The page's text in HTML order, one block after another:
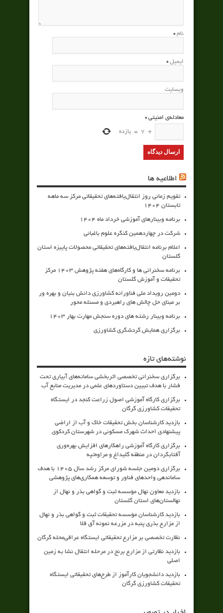
نام *
ایمیل *
وبسایت
معادله‌ی امنیتی*
+
7
= یازده
اطلاعیه ها
تقویم زمانی روز انتقال‌یافته‌های تحقیقاتی مرکز سه ماهه
تابستان 1404
برنامه وبینارهای آموزشی خرداد ماه 1404
شرکت در چهاردهمین کنگره علوم باغبانی
اعلام برنامه انتقال‌یافته‌های تحقیقاتی محصولات پاییزه استان
گلستان
برنامه سخنرانی ها و کارگاه‌های هفته پژوهش 1403 مرکز
تحقیقات و آموزش گلستان
دومین رویداد ملی فناورانه کشاورزی دانش بنیان و بهره ور
بر مبنای حل چالش های راهبردی و مسئله محور
برنامه وبینار رشته های دوره سنجش مهارت بهار 1403
برگزاری همایش گردشگری کشاورزی
نوشته‌های تازه
برگزاری سخنرانی تخصصی اثربخشی سامانه‌های آبیاری تحت
فشار با هدف تبیین دستاوردهای علمی در مدیریت منابع آب
برگزاری کارگاه آموزشی اصول زراعت کنجد در ایستگاه
تحقیقات کشاورزی گرگان
بازدید کارشناسان بخش تحقیقات خاک و آب از اراضی
پیشنهادی احداث شهرک مسکونی در شهرستان کردکوی
برگزاری کارگاه آموزشی راهکارهای افزایش بهره‌وری
آفتابگردان در منطقه گلیداغ و مراوه‌تپه
برگزاری دومین جلسه شورای مرکز رشد سال ۱۴۰۵ با هدف
ساماندهی واحدهای فناور و توسعه همکاری‌های پژوهشی
بازدید معاون نهال مؤسسه ثبت و گواهی بذر و نهال از
نهالستان‌های استان گلستان
بازدید کارشناسان مؤسسه تحقیقات ثبت و گواهی بذر و نهال
از مزارع بذری پنبه در مزرعه نمونه آق قلا
نظارت تخصصی بر مزارع تحقیقاتی ایستگاه عراقی‌محله گرگان
بازدید نظارتی از مزارع برنج در مرحله انتقال نشا به زمین
اصلی
بازدید دانشجویان کارآموز از طرح‌های تحقیقاتی ایستگاه
تحقیقات کشاورزی گرگان